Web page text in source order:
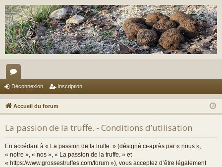
or
u
m
s
Déconnexion Inscription
Accueil du forum
La passion de la truffe. - Conditions d’utilisation
En accédant à « La passion de la truffe. » (désigné ci-après par « nous »,
« notre », « nos », « La passion de la truffe. » et
« https://www.grossestruffes.com/forum »), vous acceptez d’être légalement